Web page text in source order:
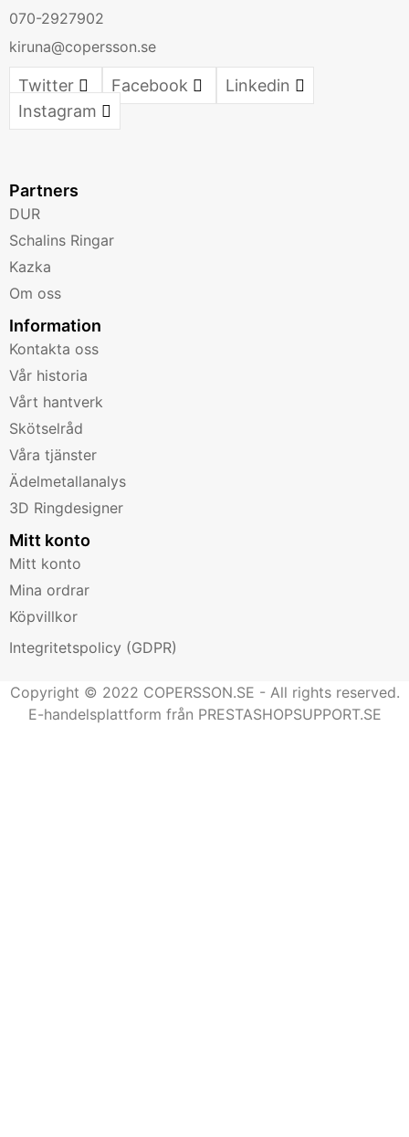
070-2927902
kiruna@copersson.se
Twitter Facebook
Linkedin
Instagram
Partners
DUR
Schalins Ringar
Kazka
Om oss
Information
Kontakta oss
Vår historia
Vårt hantverk
Skötselråd
Våra tjänster
Ädelmetallanalys
3D Ringdesigner
Mitt konto
Mitt konto
Mina ordrar
Köpvillkor
Integritetspolicy (GDPR)
Copyright © 2022 COPERSSON.SE - All rights reserved.
E-handelsplattform från PRESTASHOPSUPPORT.SE